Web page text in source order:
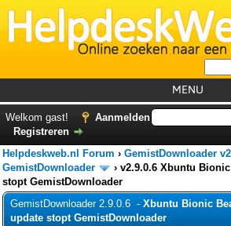
MENU
Foutcodes
Helpdesks
GemistDownloader
Welkom gast!
Aanmelden
Registreren
Helpdeskweb.nl Forum › GemistDownloader
GemistDownloader
› v2.9.0.6 Xbuntu
stopt GemistDownloader
GemistDownloader 2.9.0.6 - Xbuntu Bionic
update stopt GemistDownloader